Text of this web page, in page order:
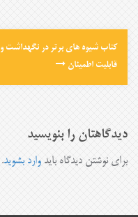
کتاب شیوه های برتر در نگهداشت و
قابلیت اطمینان
دیدگاهتان را بنویسید
برای نوشتن دیدگاه باید وارد بشوید.